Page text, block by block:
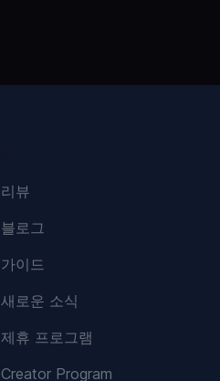
리뷰
블로그
가이드
새로운 소식
제휴 프로그램
Creator Program